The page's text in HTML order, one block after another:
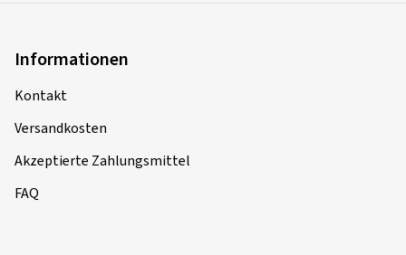
Informationen
Kontakt
Versandkosten
Akzeptierte Zahlungsmittel
FAQ